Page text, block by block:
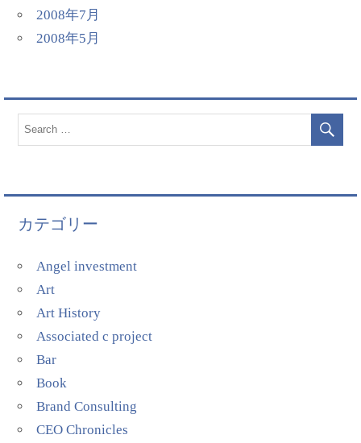
2008年7月
2008年5月
カテゴリー
Angel investment
Art
Art History
Associated c project
Bar
Book
Brand Consulting
CEO Chronicles